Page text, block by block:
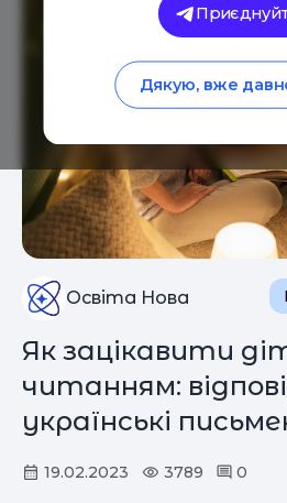
Освіта Нова
Як зацікавити
читанням:
українські
19.02.2023 3789 0
Дякую, вже